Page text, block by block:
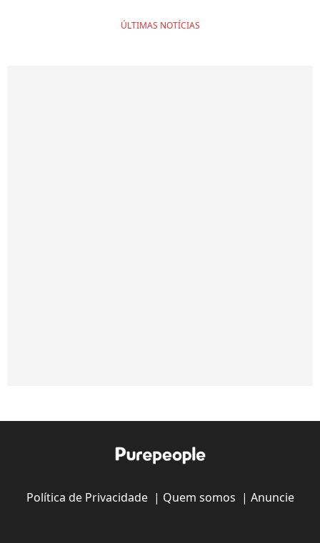
ÚLTIMAS NOTÍCIAS
Política de Privacidade| Quem somos | Anuncie